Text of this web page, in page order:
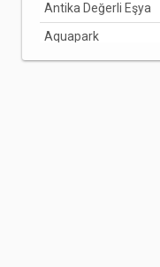
Antika Değerli Eşya
Aquapark
Arabuluculuk